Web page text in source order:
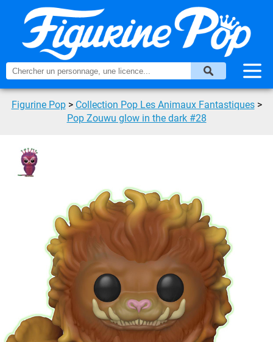
Figurine Pop > Collection Pop Les Animaux Fantastiques >
Pop Zouwu glow in the dark #28